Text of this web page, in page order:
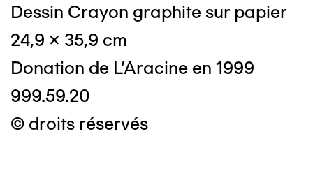
Dessin Crayon graphite sur papier
24,9 x 35,9 cm
Donation de L'Aracine en 1999
999.59.20
© droits réservés